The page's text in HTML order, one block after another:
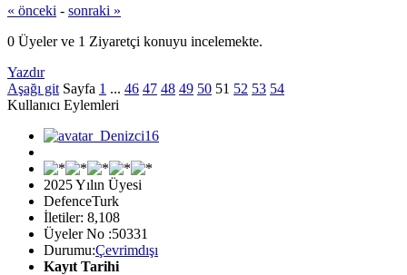
« önceki - sonraki »
0 Üyeler ve 1 Ziyaretçi konuyu incelemekte.
Yazdır
Aşağı git Sayfa 1 ... 46 47 48 49 50 51 52 53 54
Kullanıcı Eylemleri
2025 Yılın Üyesi
DefenceTurk
İletiler: 8,108
Üyeler No :50331
Durumu:Çevrimdışı
Kayıt Tarihi